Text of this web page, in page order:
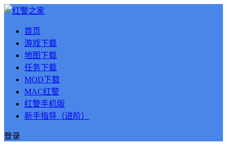
首页
游戏下载
地图下载
任务下载
MOD下载
MAC红警
红警手机版
新手指导（进阶）
登录